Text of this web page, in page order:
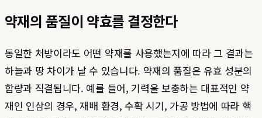
약재의 품질이 약효를 결정한다
동일한 처방이라도 어떤 약재를 사용했는지에 따라 그 결과는
하늘과 땅 차이가 날 수 있습니다. 약재의 품질은 유효 성분의
함량과 직결됩니다. 예를 들어, 기력을 보충하는 대표적인 약
재인 인삼의 경우, 재배 환경, 수확 시기, 가공 방법에 따라 핵